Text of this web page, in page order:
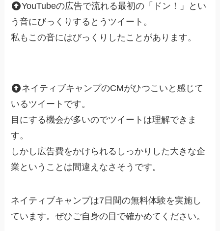
YouTubeの広告で流れる最初の「ドン！」とい
う音にびっくりするとうツイート。
私もこの音にはびっくりしたことがあります。
ネイティブキャンプのCMがひつこいと感じて
いるツイートです。
目にする機会が多いのでツイートは理解できま
す。
しかし広告費をかけられるしっかりした大きな企
業ということは間違えなさそうです。
ネイティブキャンプは7日間の無料体験を実施し
ています。ぜひご自身の目で確かめてください。